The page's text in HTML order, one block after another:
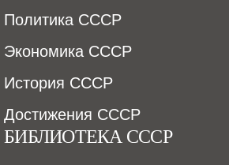
Политика СССР
Экономика СССР
История СССР
Достижения СССР
БИБЛИОТЕКА СССР